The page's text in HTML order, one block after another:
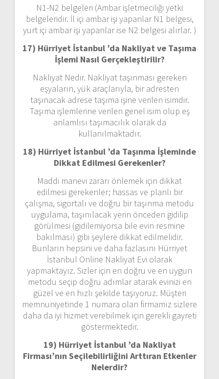
N1-N2 belgeleri (Ambar işletmeciliği yetki
belgeleridir. İl içi ambar işi yapanlar N1 belgesi,
yurt içi ambar işi yapanlar ise N2 belgesi alırlar. )
17) Hürriyet İstanbul ’da Nakliyat ve Taşıma
İşlemi Nasıl Gerçekleştirilir?
Nakliyat Nedir. Nakliyat taşınması gereken
eşyaların, yük araçlarıyla, bir adresten
taşınacak adrese taşıma işine verilen isimdir.
Taşıma işlemlerine verilen genel isim olup eş
anlamlısı taşımacılık olarak da
kullanılmaktadır.
18) Hürriyet İstanbul ’da Taşınma İşleminde
Dikkat Edilmesi Gerekenler?
Maddi manevi zararı önlemek için dikkat
edilmesi gerekenler; hassas ve planlı bir
çalışma, sigortalı ve doğru bir taşınma metodu
uygulama, taşınılacak yerin önceden gidilip
görülmesi (gidilemiyorsa bile evin resmine
bakılması) gibi şeylere dikkat edilmelidir.
Bunların hepsini ve daha fazlasını Hürriyet
İstanbul Online Nakliyat Evi olarak
yapmaktayız. Sizler için en doğru ve en uygun
metodu seçip doğru adımlar atarak evinizi en
güzel ve en hızlı şekilde taşıyoruz. Müşteri
memnuniyetinde 1 numara olan firmamız sizlere
daha da iyi hizmet verebilmek için gerekli gayreti
göstermektedir.
19) Hürriyet İstanbul ’da Nakliyat
Firması’nın Seçilebilirliğini Arttıran Etkenler
Nelerdir?